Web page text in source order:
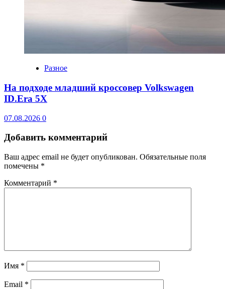
Разное
На подходе младший кроссовер Volkswagen
ID.Era 5X
07.08.2026 0
Добавить комментарий
Ваш адрес email не будет опубликован. Обязательные поля
помечены *
Комментарий *
Имя *
Email *